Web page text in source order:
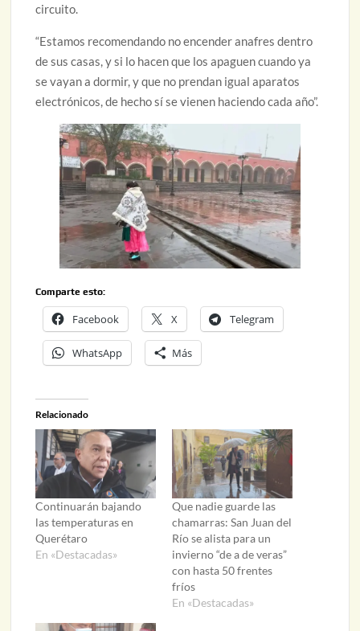
circuito.
“Estamos recomendando no encender anafres dentro
de sus casas, y si lo hacen que los apaguen cuando ya
se vayan a dormir, y que no prendan igual aparatos
electrónicos, de hecho sí se vienen haciendo cada año”.
Comparte esto:
Facebook X Telegram
WhatsApp Más
Relacionado
Continuarán bajando
las temperaturas en
Querétaro
En «Destacadas»
Que nadie guarde las
chamarras: San Juan del
Río se alista para un
invierno “de a de veras”
con hasta 50 frentes
fríos
En «Destacadas»